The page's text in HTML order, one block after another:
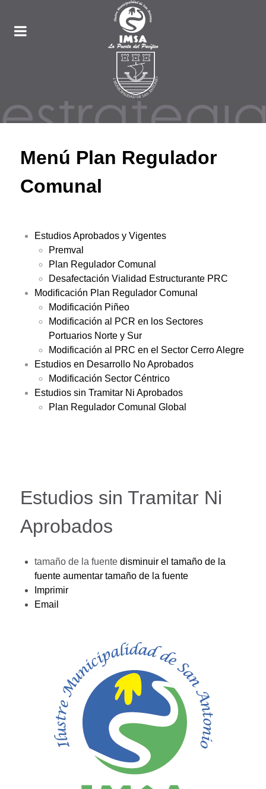
Menú Plan Regulador
Comunal
Estudios Aprobados y Vigentes
Premval
Plan Regulador Comunal
Desafectación Vialidad Estructurante PRC
Modificación Plan Regulador Comunal
Modificación Piñeo
Modificación al PCR en los Sectores
Portuarios Norte y Sur
Modificación al PRC en el Sector Cerro Alegre
Estudios en Desarrollo No Aprobados
Modificación Sector Céntrico
Estudios sin Tramitar Ni Aprobados
Plan Regulador Comunal Global
Estudios sin Tramitar Ni
Aprobados
tamaño de la fuente disminuir el tamaño de la
fuente aumentar tamaño de la fuente
Imprimir
Email